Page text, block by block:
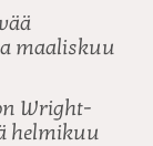
maaliskuu
Wright-
helmikuu